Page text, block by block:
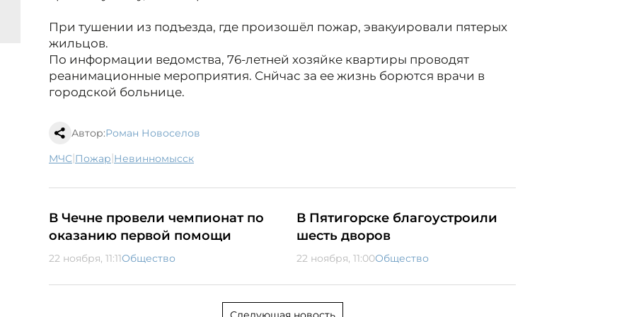
При тушении из подъезда, где произошёл пожар, эвакуировали пятерых
жильцов.
По информации ведомства, 76-летней хозяйке квартиры проводят
реанимационные мероприятия. Снйчас за ее жизнь борются врачи в
городской больнице.
Автор:Роман Новоселов
МЧС| пожар| Невинномысск
В Чечне провели чемпионат по
оказанию первой помощи
22 ноября, 11:11Общество
В Пятигорске благоустроили
шесть дворов
22 ноября, 11:00Общество